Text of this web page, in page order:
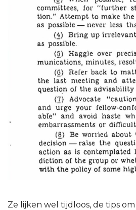
Ze lijken wel tijdloos, de tips